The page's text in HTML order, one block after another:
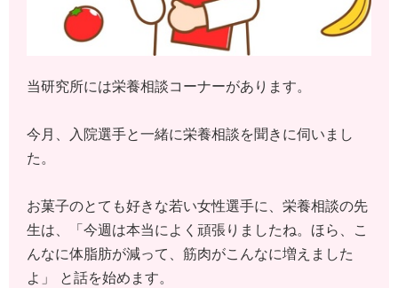
当研究所には栄養相談コーナーがあります。
今月、入院選手と一緒に栄養相談を聞きに伺いまし
た。
お菓子のとても好きな若い女性選手に、栄養相談の先
生は、「今週は本当によく頑張りましたね。ほら、こ
んなに体脂肪が減って、筋肉がこんなに増えました
よ」 と話を始めます。